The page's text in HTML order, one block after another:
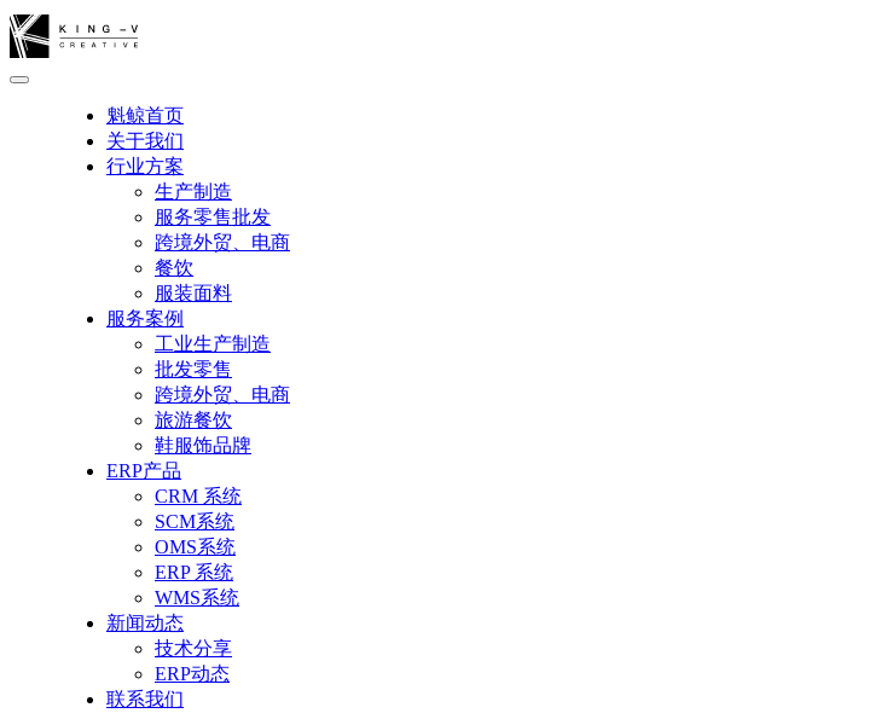
魁鲸首页
关于我们
行业方案
生产制造
服务零售批发
跨境外贸、电商
餐饮
服装面料
服务案例
工业生产制造
批发零售
跨境外贸、电商
旅游餐饮
鞋服饰品牌
ERP产品
CRM 系统
SCM系统
OMS系统
ERP 系统
WMS系统
新闻动态
技术分享
ERP动态
联系我们